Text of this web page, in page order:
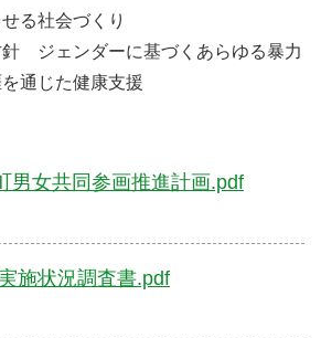
社会づくり
ンダーに基づくあらゆる暴力
通じた健康支援
男女共同参画推進計画.pdf
施状況調査書.pdf